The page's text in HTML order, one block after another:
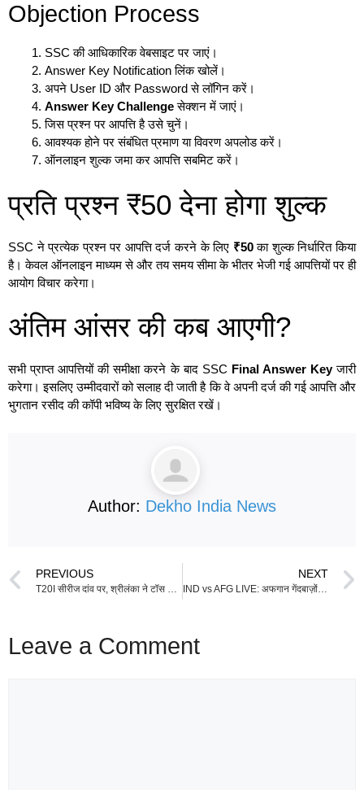
Objection Process
SSC की आधिकारिक वेबसाइट पर जाएं।
Answer Key Notification लिंक खोलें।
अपने User ID और Password से लॉगिन करें।
Answer Key Challengeसेक्शन में जाएं।
जिस प्रश्न पर आपत्ति है उसे चुनें।
आवश्यक होने पर संबंधित प्रमाण या विवरण अपलोड करें।
ऑनलाइन शुल्क जमा कर आपत्ति सबमिट करें।
प्रति प्रश्न ₹50 देना होगा शुल्क
SSC ने प्रत्येक प्रश्न पर आपत्ति दर्ज करने के लिए ₹50का शुल्क निर्धारित किया
है। केवल ऑनलाइन माध्यम से और तय समय सीमा के भीतर भेजी गई आपत्तियों पर ही
आयोग विचार करेगा।
अंतिम आंसर की कब आएगी?
सभी प्राप्त आपत्तियों की समीक्षा करने के बाद SSC Final Answer Keyजारी
करेगा। इसलिए उम्मीदवारों को सलाह दी जाती है कि वे अपनी दर्ज की गई आपत्ति और
भुगतान रसीद की कॉपी भविष्य के लिए सुरक्षित रखें।
Author: Dekho India News
PREVIOUS NEXT
IND vs AFG LIVE: अफगान गेंदबाज़ों पर टूटा भारतीय बल्लेबाज़ों का कहर, 46 ओवर में 384 रन; गिल-श्रेयस-राहुल ने मचाया तूफान
Leave a Comment